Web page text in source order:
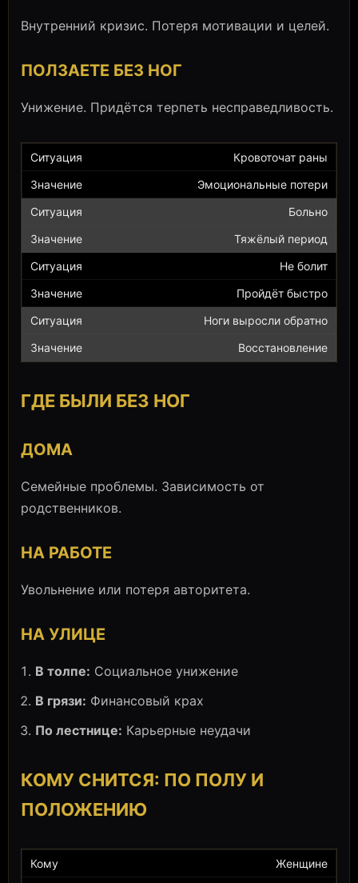
Внутренний кризис. Потеря мотивации и целей.
ПОЛЗАЕТЕ БЕЗ НОГ
Унижение. Придётся терпеть несправедливость.
Кровоточат раны
Эмоциональные потери
Больно
Тяжёлый период
Не болит
Пройдёт быстро
Ноги выросли обратно
Восстановление
ГДЕ БЫЛИ БЕЗ НОГ
ДОМА
Семейные проблемы. Зависимость от
родственников.
НА РАБОТЕ
Увольнение или потеря авторитета.
НА УЛИЦЕ
В толпе: Социальное унижение
В грязи: Финансовый крах
По лестнице: Карьерные неудачи
КОМУ СНИТСЯ: ПО ПОЛУ И
ПОЛОЖЕНИЮ
Женщине